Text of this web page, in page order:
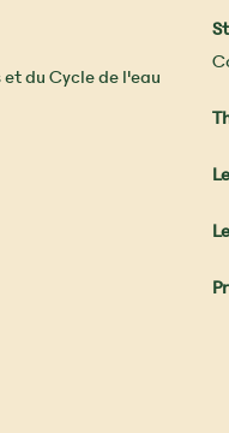
du Cycle de l'eau